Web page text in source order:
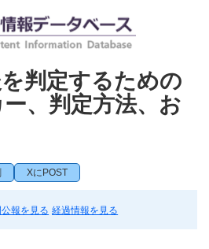
判定するための
、判定方法、お
XにPOST
報を見る 経過情報を見る